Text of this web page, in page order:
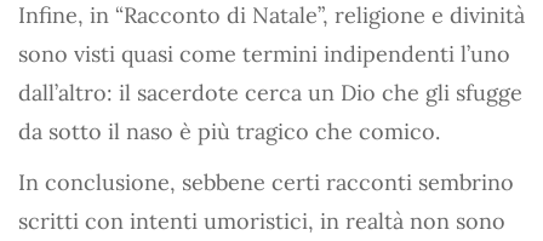
Infine, in “Racconto di Natale”, religione e divinità
sono visti quasi come termini indipendenti l’uno
dall’altro: il sacerdote cerca un Dio che gli sfugge
da sotto il naso è più tragico che comico.
In conclusione, sebbene certi racconti sembrino
scritti con intenti umoristici, in realtà non sono